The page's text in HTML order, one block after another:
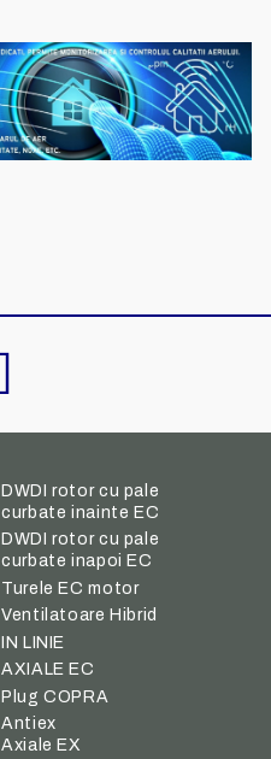
DWDI rotor cu pale
curbate inainte EC
DWDI rotor cu pale
curbate inapoi EC
Turele EC motor
Ventilatoare Hibrid
IN LINIE
AXIALE EC
Plug COPRA
Antiex
Axiale EX